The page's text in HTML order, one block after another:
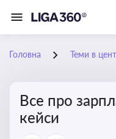
Головна Теми в
Все про
кейси